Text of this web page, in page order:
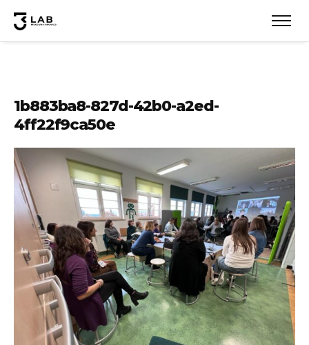
1b883ba8-827d-42b0-a2ed-
4ff22f9ca50e